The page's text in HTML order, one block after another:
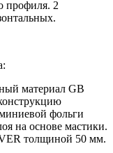
профиля. 2
материал GB
фольги
на основе мастики.
толщиной 50 мм.